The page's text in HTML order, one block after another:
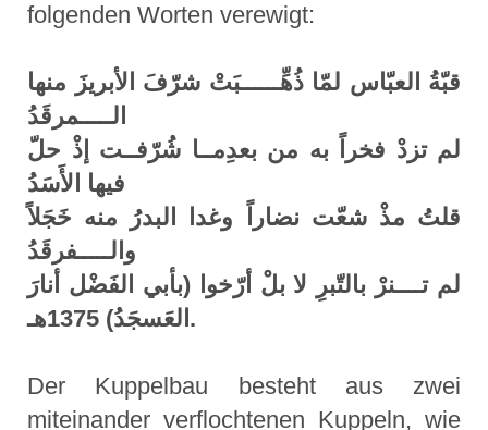
folgenden Worten verewigt:
قبّةُ العبّاس لمّا ذُهِّــــــبَتْ شرّفَ الأبريزَ منها
الـــــمرقَدُ
لم تزدْ فخراً به من بعدِمــا شُرّفــت إذْ حلّ
فيها الأَسَدُ
قلتُ مذْ شعّت نضاراً وغدا البدرُ منه خَجَلاً
والـــــفرقَدُ
لم تــــنرْ بالتّبرِ لا بلْ أرّخوا (بأبي الفَضْل أنارَ
العَسجَدُ) 1375هـ.
Der Kuppelbau besteht aus zwei
miteinander verflochtenen Kuppeln, wie